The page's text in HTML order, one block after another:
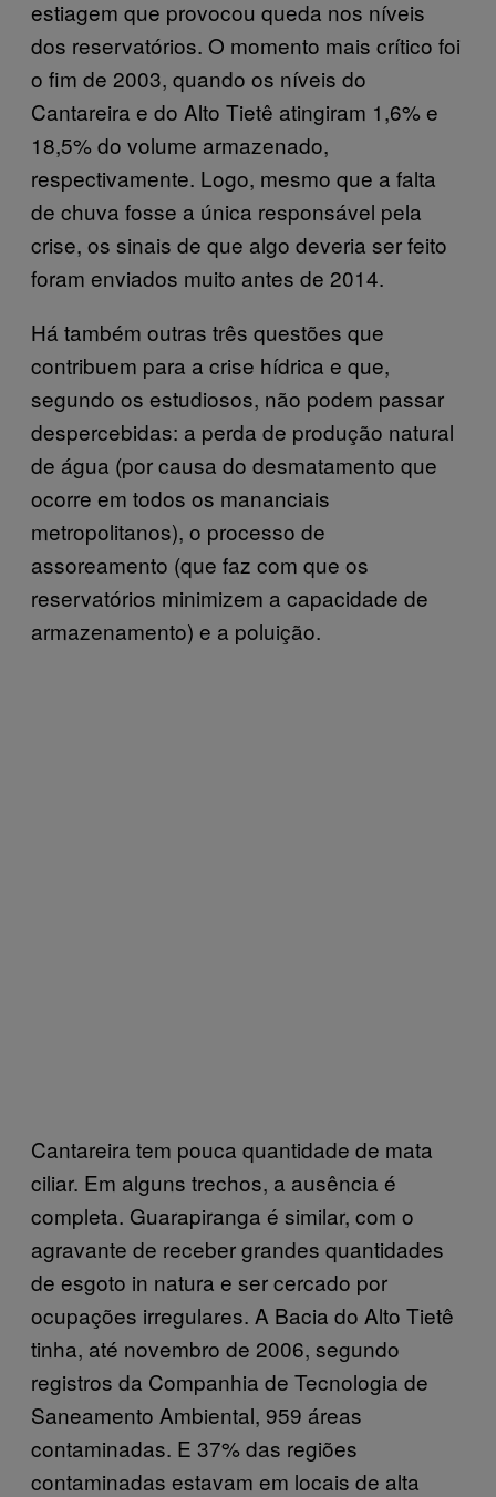
estiagem que provocou queda nos níveis
dos reservatórios. O momento mais crítico foi
o fim de 2003, quando os níveis do
Cantareira e do Alto Tietê atingiram 1,6% e
18,5% do volume armazenado,
respectivamente. Logo, mesmo que a falta
de chuva fosse a única responsável pela
crise, os sinais de que algo deveria ser feito
foram enviados muito antes de 2014.
Há também outras três questões que
contribuem para a crise hídrica e que,
segundo os estudiosos, não podem passar
despercebidas: a perda de produção natural
de água (por causa do desmatamento que
ocorre em todos os mananciais
metropolitanos), o processo de
assoreamento (que faz com que os
reservatórios minimizem a capacidade de
armazenamento) e a poluição.
Cantareira tem pouca quantidade de mata
ciliar. Em alguns trechos, a ausência é
completa. Guarapiranga é similar, com o
agravante de receber grandes quantidades
de esgoto in natura e ser cercado por
ocupações irregulares. A Bacia do Alto Tietê
tinha, até novembro de 2006, segundo
registros da Companhia de Tecnologia de
Saneamento Ambiental, 959 áreas
contaminadas. E 37% das regiões
contaminadas estavam em locais de alta